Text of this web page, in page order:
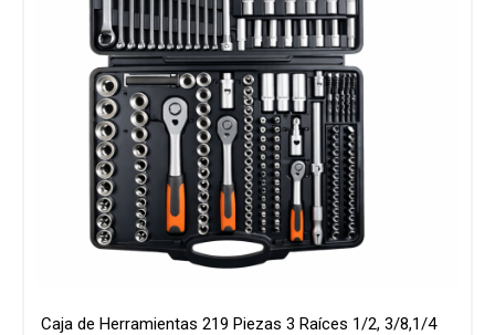
Caja de Herramientas 219 Piezas 3 Raíces 1/2, 3/8,1/4